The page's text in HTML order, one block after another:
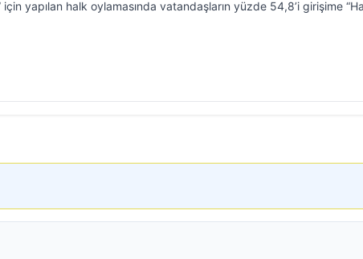
için yapılan halk oylamasında vatandaşların yüzde 54,8’i girişime